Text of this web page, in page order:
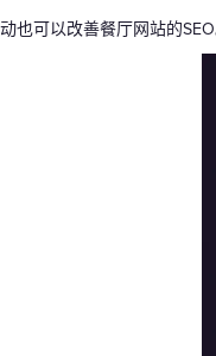
也可以改善餐厅网站的